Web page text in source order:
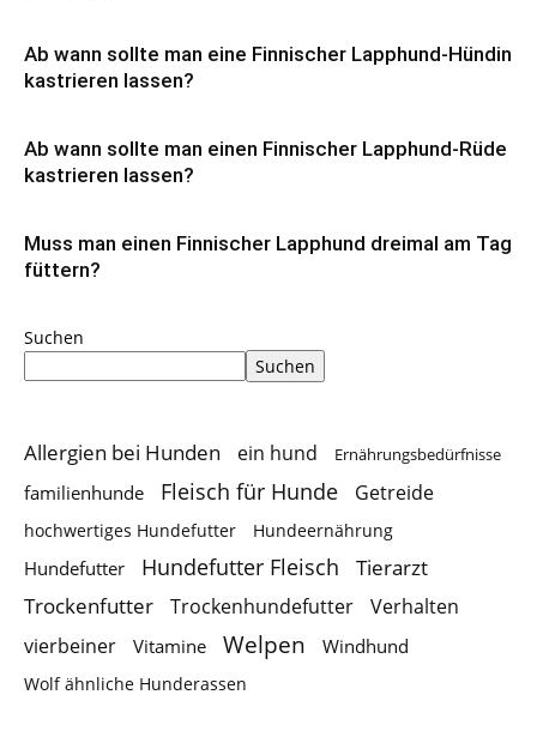
Ab wann sollte man eine Finnischer Lapphund-Hündin
kastrieren lassen?
Ab wann sollte man einen Finnischer Lapphund-Rüde
kastrieren lassen?
Muss man einen Finnischer Lapphund dreimal am Tag
füttern?
Suchen
Suchen
Allergien bei Hunden ein hund Ernährungsbedürfnisse
familienhunde Fleisch für Hunde Getreide
hochwertiges Hundefutter Hundeernährung
Hundefutter Hundefutter Fleisch
Tierarzt
Trockenfutter
Trockenhundefutter
Verhalten
vierbeiner
Vitamine Welpen Windhund
Wolf ähnliche Hunderassen